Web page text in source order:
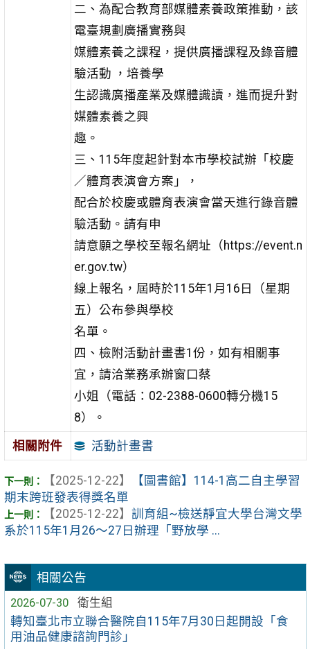
相關公告
2026-07-30
衛生組
轉知臺北市立聯合醫院自115年7月30日起開設「食
用油品健康諮詢門診」
二、為配合教育部媒體素養政策推動，該
電臺規劃廣播實務與
媒體素養之課程，提供廣播課程及錄音體
驗活動 ，培養學
生認識廣播產業及媒體識讀，進而提升對
媒體素養之興
趣。
三、115年度起針對本市學校試辦「校慶
／體育表演會方案」，
配合於校慶或體育表演會當天進行錄音體
驗活動。請有申
請意願之學校至報名網址（https://event.n
er.gov.tw）
線上報名，屆時於115年1月16日（星期
五）公布參與學校
名單。
四、檢附活動計畫書1份，如有相關事
宜，請洽業務承辦窗口蔡
小姐（電話：02-2388-0600轉分機15
8）。
相關附件 活動計畫書
【2025-12-22】
【圖書館】114-1高二自主學習
期末跨班發表得獎名單
【2025-12-22】 訓育組~檢送靜宜大學台灣文學
系於115年1月26～27日辦理「野放學 ...